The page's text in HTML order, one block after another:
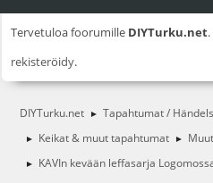
Tervetuloa foorumille DIYTurku.net
rekisteröidy.
DIYTurku.net ► Tapahtumat /
► Keikat & muut tapahtumat ►
► KAVIn kevään leffasarja